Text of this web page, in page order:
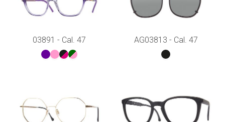
03891 - Cal. 47 AG03813 - Cal. 47